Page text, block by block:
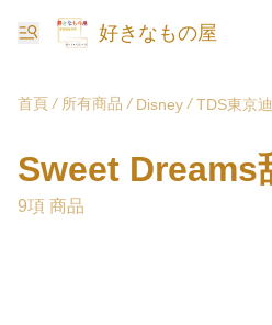
好きなもの屋
首頁 / 所有商品 / Disney / TDS東京
Sweet Dreams
9項 商品